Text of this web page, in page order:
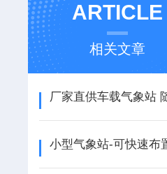
ARTICLE
相关文章